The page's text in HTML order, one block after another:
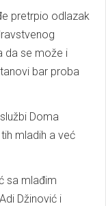
pretrpio odlazak
da se može i
bar proba
Doma
mladih a već
sa mlađim
Džinović i